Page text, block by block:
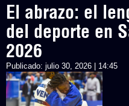
El abrazo: el
del deporte en
2026
Publicado: julio 30, 2026 | 14:45